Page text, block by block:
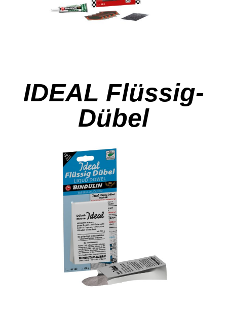
IDEAL Flüssig-
Dübel